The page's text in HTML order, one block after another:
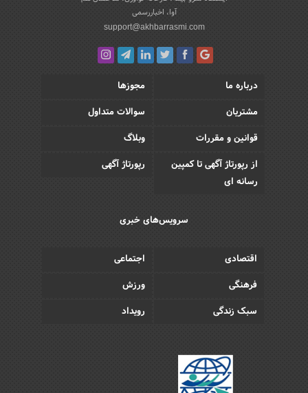
آوا، اخباررسمی
support@akhbarrasmi.com
درباره ما
مجوزها
مشتریان
سوالات متداول
قوانین و مقررات
وبلاگ
از رپورتاژ آگهی تا کمپین
رسانه ای
رپورتاژ آگهی
سرویس‌های خبری
اقتصادی
اجتماعی
فرهنگی
ورزش
سبک زندگی
رویداد